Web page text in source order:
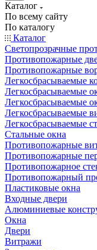
Каталог
По всему сайту
По каталогу
Каталог
Светопрозрачные
Противопожарные
Противопожарные
Легкосбрасываемые
Легкосбрасываемые
Легкосбрасываемые
Легкосбрасываемые
Легкосбрасываемые
Стальные окна
Противопожарные
Противопожарные
Противопожарное
Противопожарный
Пластиковые окна
Входные двери
Алюминиевые
Окна
Двери
Витражи